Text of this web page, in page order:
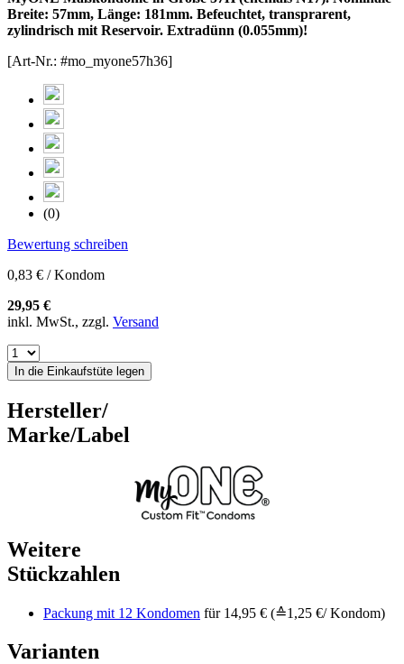
Breite: 57mm, Länge: 181mm. Befeuchtet, transprarent,
zylindrisch mit Reservoir. Extradünn (0.055mm)!
[Art-Nr.: #mo_myone57h36]
(0)
Bewertung schreiben
0,83 € / Kondom
29,95 €
inkl. MwSt., zzgl. Versand
In die Einkaufstüte legen
Hersteller/
Marke/Label
Weitere
Stückzahlen
Packung mit 12 Kondomen für 14,95 € (≙1,25 €/ Kondom)
Varianten